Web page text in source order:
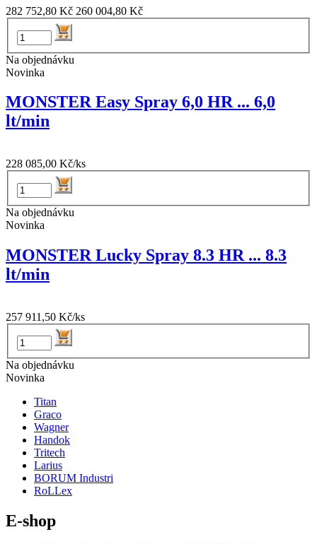
282 752,80 Kč 260 004,80 Kč
Na objednávku
Novinka
MONSTER Easy Spray 6,0 HR ... 6,0
lt/min
228 085,00 Kč/ks
Na objednávku
Novinka
MONSTER Lucky Spray 8.3 HR ... 8.3
lt/min
257 911,50 Kč/ks
Na objednávku
Novinka
Titan
Graco
Wagner
Handok
Tritech
Larius
BORUM Industri
RoLLex
E-shop